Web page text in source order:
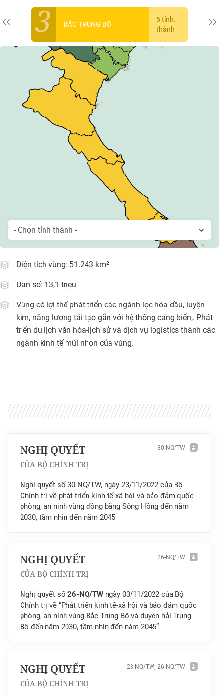
E-Magazine
Media Chính trị
Media Kinh tế
Media Văn hóa
Media Xã hội
Media Pháp luật
Media Giáo dục
Media Y tế
Ảnh
Infographic
Trung du và miền núi phía Bắc
Bắc Trung Bộ
Nguyên
Đông Nam Bộ
Chuyên trang Hà Nội
Chuyên trang TP. Hồ Chí Minh
CHUYÊN ĐỀ
CÁC CHUYÊN TRANG
THỜI NAY
3 BẮC TRUNG BỘ
5 tỉnh,
thành
Diện tích vùng: 51.243 km²
Dân số: 13,1 triệu
Vùng có lợi thế phát triển các ngành lọc hóa dầu, luyện
kim, năng lượng tái tạo gắn với hệ thống cảng biển,. Phát
triển du lịch văn hóa-lịch sử và dịch vụ logistics thành các
ngành kinh tế mũi nhọn của vùng.
NGHỊ QUYẾT
CỦA BỘ CHÍNH TRỊ
30-NQ/TW
Nghị quyết số 30-NQ/TW, ngày 23/11/2022 của Bộ
Chính trị về phát triển kinh tế-xã hội và bảo đảm quốc
phòng, an ninh vùng đồng bằng Sông Hồng đến năm
2030, tầm nhìn đến năm 2045
NGHỊ QUYẾT
CỦA BỘ CHÍNH TRỊ
26-NQ/TW
Nghị quyết số 26-NQ/TW ngày 03/11/2022 của Bộ
Chính trị về “Phát triển kinh tế-xã hội và bảo đảm quốc
phòng, an ninh vùng Bắc Trung Bộ và duyên hải Trung
Bộ đến năm 2030, tầm nhìn đến năm 2045”
NGHỊ QUYẾT
CỦA BỘ CHÍNH TRỊ
23-NQ/TW; 26-NQ/TW